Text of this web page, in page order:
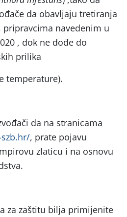
da obavljaju tretiranja
pripravcima navedenim u
, dok ne dođe do
prilika
temperature).
da na stranicama
, prate pojavu
zlaticu i na osnovu
za zaštitu bilja primijenite